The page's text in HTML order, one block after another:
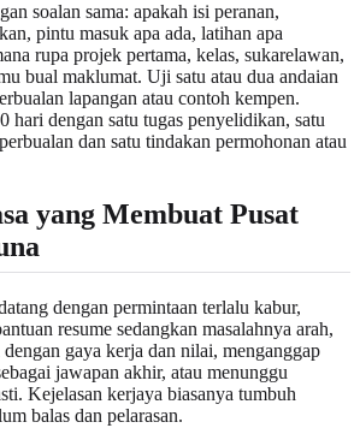
soalan sama: apakah isi peranan,
pintu masuk apa ada, latihan apa
rupa projek pertama, kelas, sukarelawan,
bual maklumat. Uji satu atau dua andaian
lapangan atau contoh kempen.
hari dengan satu tugas penyelidikan, satu
dan satu tindakan permohonan atau
yang Membuat Pusat
dengan permintaan terlalu kabur,
resume sedangkan masalahnya arah,
gaya kerja dan nilai, menganggap
jawapan akhir, atau menunggu
Kejelasan kerjaya biasanya tumbuh
balas dan pelarasan.